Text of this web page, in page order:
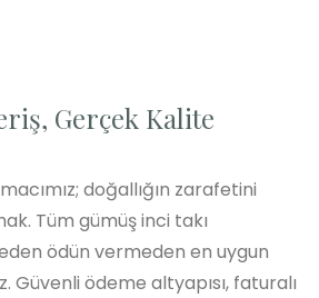
Gerçek Kalite
doğallığın zarafetini
Tüm gümüş inci takı
ödün vermeden en uygun
Güvenli ödeme altyapısı, faturalı